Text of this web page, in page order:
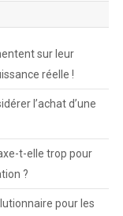
sur leur
réelle !
l’achat d’une
t-elle trop pour
?
pour les